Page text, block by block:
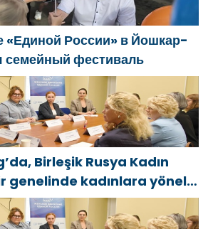
«Единой России» в Йошкар-
семейный фестиваль
Birleşik Rusya Kadın
genelinde kadınlara yönelik
geliştirilmesi için